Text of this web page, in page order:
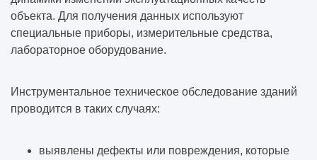
объекта. Для получения данных используют
специальные приборы, измерительные средства,
лабораторное оборудование.
Инструментальное техническое обследование зданий
проводится в таких случаях:
выявлены дефекты или повреждения, которые